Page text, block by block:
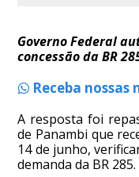
Governo Federal
concessão da BR
Receba
A resposta foi
de Panambi que
14 de junho,
demanda da BR 285.